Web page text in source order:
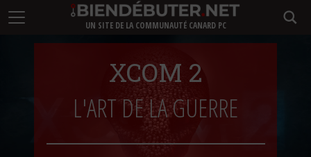
UN SITE DE LA COMMUNAUTÉ CANARD PC
XCOM 2
L'ART DE LA GUERRE